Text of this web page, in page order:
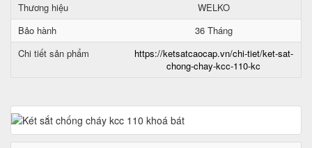
Thương hiệu
WELKO
Bảo hành
36 Tháng
Chi tiết sản phẩm
https://ketsatcaocap.vn/chi-tiet/ket-sat-
chong-chay-kcc-110-kc